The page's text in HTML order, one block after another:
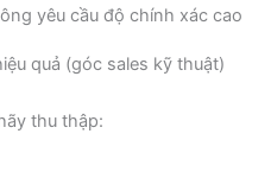
yêu cầu độ chính xác cao
quả (góc sales kỹ thuật)
thu thập: